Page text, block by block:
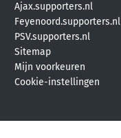
Ajax.supporters.nl
Feyenoord.supporters.nl
PSV.supporters.nl
Sitemap
Mijn voorkeuren
Cookie-instellingen